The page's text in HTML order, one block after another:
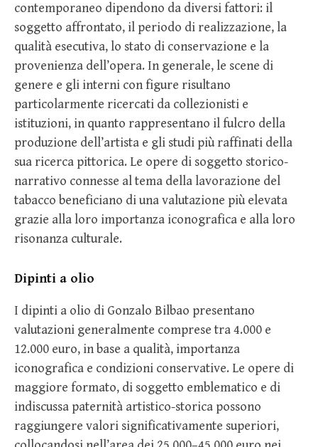
contemporaneo dipendono da diversi fattori: il
soggetto affrontato, il periodo di realizzazione, la
qualità esecutiva, lo stato di conservazione e la
provenienza dell’opera. In generale, le scene di
genere e gli interni con figure risultano
particolarmente ricercati da collezionisti e
istituzioni, in quanto rappresentano il fulcro della
produzione dell’artista e gli studi più raffinati della
sua ricerca pittorica. Le opere di soggetto storico-
narrativo connesse al tema della lavorazione del
tabacco beneficiano di una valutazione più elevata
grazie alla loro importanza iconografica e alla loro
risonanza culturale.
Dipinti a olio
I dipinti a olio di Gonzalo Bilbao presentano
valutazioni generalmente comprese tra 4.000 e
12.000 euro, in base a qualità, importanza
iconografica e condizioni conservative. Le opere di
maggiore formato, di soggetto emblematico e di
indiscussa paternità artistico-storica possono
raggiungere valori significativamente superiori,